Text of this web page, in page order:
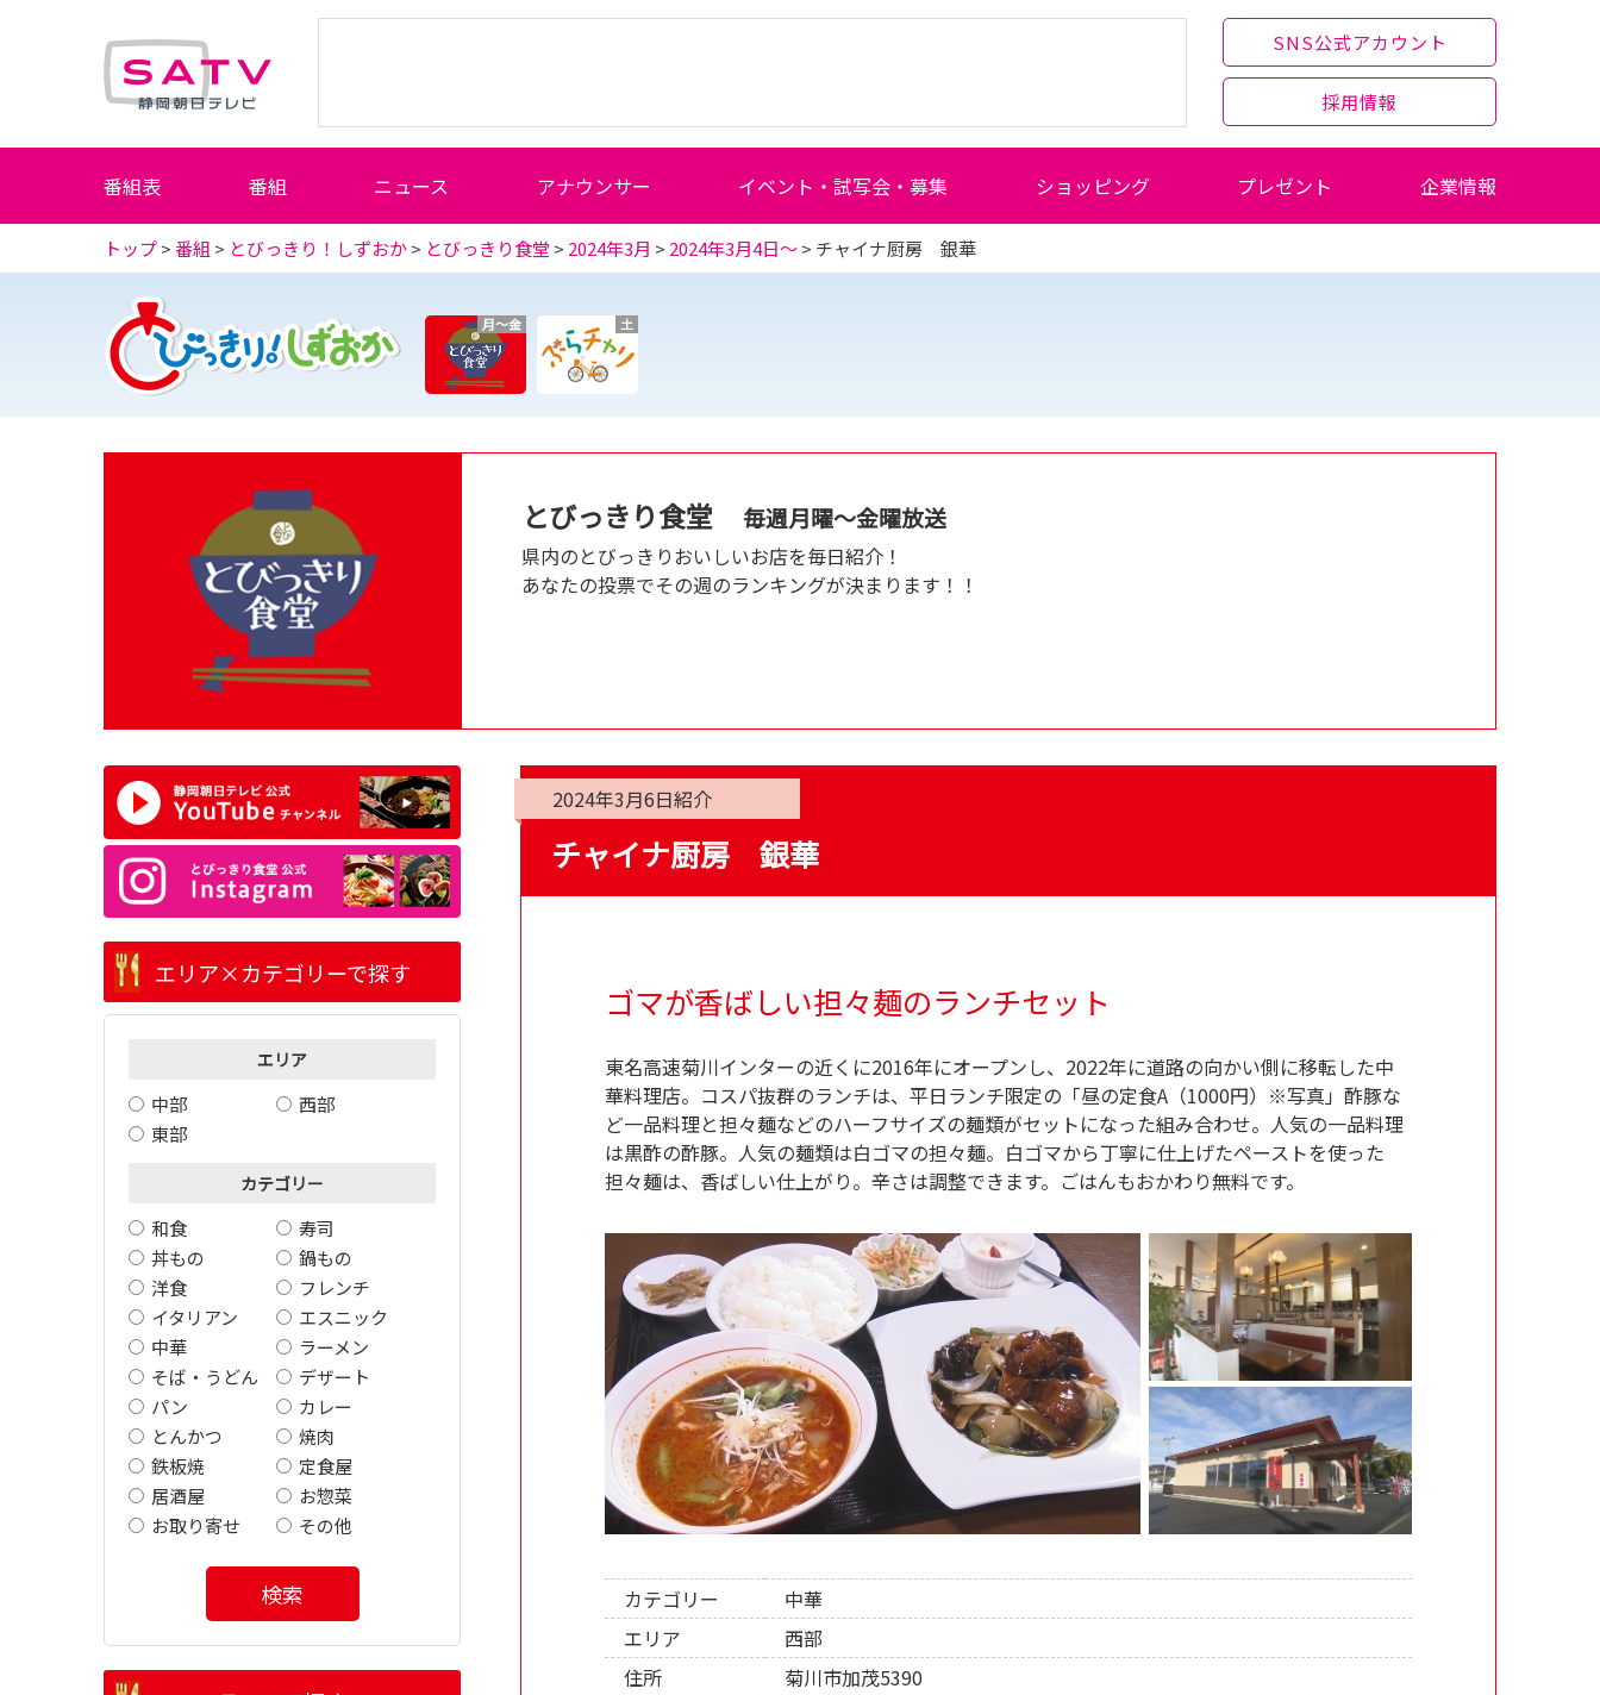
SNS公式アカウント
採用情報
番組表 番組 ニュース アナウンサー イベント・試写会・募集 ショッピング プレゼント 企業情報
トップ>番組 > とびっきり！しずおか> とびっきり食堂 > 2024年3月 > 2024年3月4日～> チャイナ厨房 銀華
月～金 土
とびっきり食堂 毎週月曜～金曜放送
県内のとびっきりおいしいお店を毎日紹介！
あなたの投票でその週のランキングが決まります！！
2024年3月6日紹介
チャイナ厨房 銀華
ゴマが香ばしい担々麺のランチセット
東名高速菊川インターの近くに2016年にオープンし、2022年に道路の向かい側に移転した中
華料理店。コスパ抜群のランチは、平日ランチ限定の「昼の定食A（1000円）※写真」酢豚な
ど一品料理と担々麺などのハーフサイズの麺類がセットになった組み合わせ。人気の一品料理
は黒酢の酢豚。人気の麺類は白ゴマの担々麺。白ゴマから丁寧に仕上げたペーストを使った
担々麺は、香ばしい仕上がり。辛さは調整できます。ごはんもおかわり無料です。
カテゴリー
中華
エリア
西部
住所
菊川市加茂5390
エリア×カテゴリーで探す
エリア
中部
西部
東部
カテゴリー
和食
寿司
丼もの
鍋もの
洋食
フレンチ
イタリアン
エスニック
中華
ラーメン
そば・うどん
デザート
パン
カレー
とんかつ
焼肉
鉄板焼
定食屋
居酒屋
お惣菜
お取り寄せ
その他
検索